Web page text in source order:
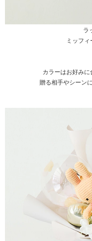
ラ
ミッフ
カラーはお好みに
贈る相手やシーン